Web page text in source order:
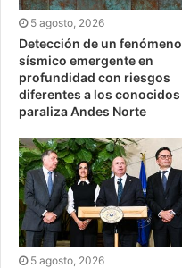
5 agosto, 2026
Detección de un fenómeno
sísmico emergente en
profundidad con riesgos
diferentes a los conocidos
paraliza Andes Norte
5 agosto, 2026